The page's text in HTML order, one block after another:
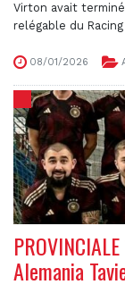
Virton avait
relégable du
08/01/2026
Alemania